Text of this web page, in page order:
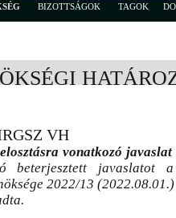
BIZOTTSÁGOK TAGOK
VH
vonatkozó javaslat
beterjesztett javaslatot
2022/13